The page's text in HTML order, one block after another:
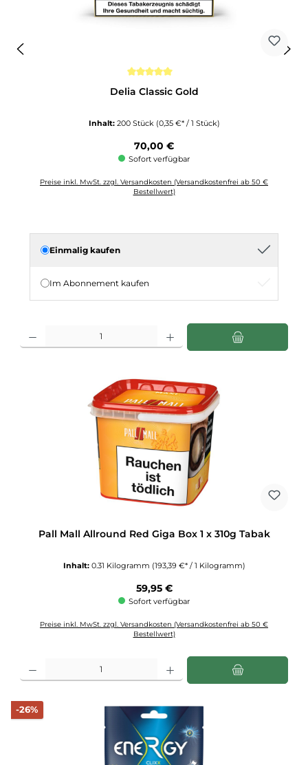
Delia Classic Gold
Inhalt: 200 Stück (0,35 €* / 1 Stück)
Regulärer Preis:
70,00 €
Sofort verfügbar
Preise inkl. MwSt. zzgl. Versandkosten (Versandkostenfrei ab 50 €
Bestellwert)
Einmalig kaufen
Im Abonnement kaufen
Produkt Anzahl: Gib den gewünschten Wert ein oder benutze die Schaltflächen
Pall Mall Allround Red Giga Box 1 x 310g Tabak
Inhalt: 0.31 Kilogramm (193,39 €* / 1 Kilogramm)
Regulärer Preis:
59,95 €
Sofort verfügbar
Preise inkl. MwSt. zzgl. Versandkosten (Versandkostenfrei ab 50 €
Bestellwert)
-26%Rabatt